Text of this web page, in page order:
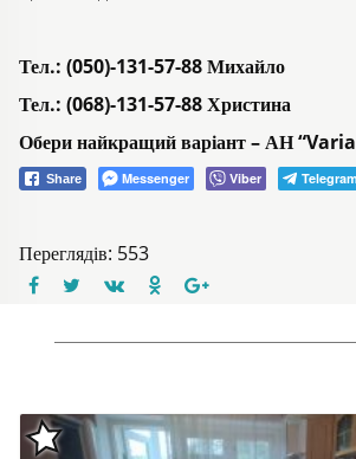
Тел.: (050)-131-57-88 Михайло
Тел.: (068)-131-57-88 Христина
Обери найкращий варіант – АН
Share Messenger Viber Telegram
Переглядів: 553